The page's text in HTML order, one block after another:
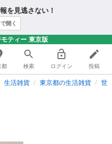
を見逃さない！
開く
ティー 東京版
都 検索 ログイン 投稿
生活雑貨 東京都の生活雑貨 世